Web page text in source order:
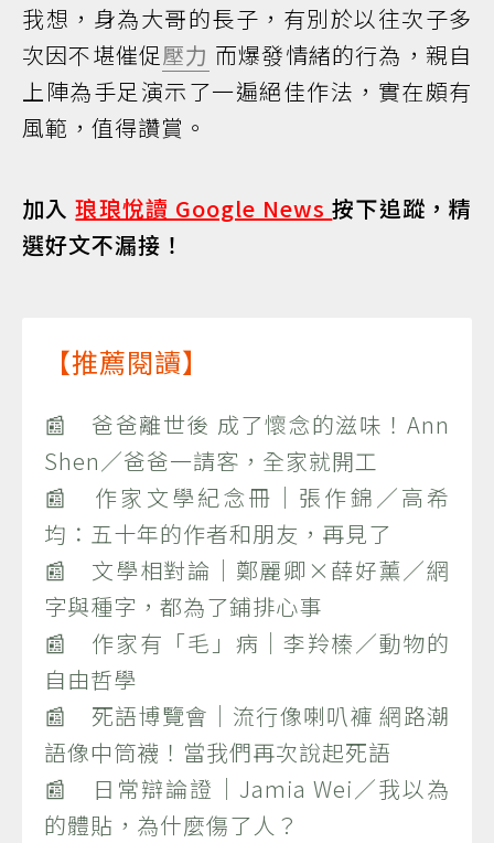
我想，身為大哥的長子，有別於以往次子多
次因不堪催促壓力 而爆發情緒的行為，親自
上陣為手足演示了一遍絕佳作法，實在頗有
風範，值得讚賞。
加入琅琅悅讀 Google News按下追蹤，精
選好文不漏接！
【推薦閱讀】
📰 爸爸離世後 成了懷念的滋味！Ann
Shen／爸爸一請客，全家就開工
📰 作家文學紀念冊｜張作錦／高希
均：五十年的作者和朋友，再見了
📰 文學相對論｜鄭麗卿×薛好薰／網
字與種字，都為了鋪排心事
📰 作家有「毛」病｜李羚榛／動物的
自由哲學
📰 死語博覽會｜流行像喇叭褲 網路潮
語像中筒襪！當我們再次說起死語
📰 日常辯論證｜Jamia Wei／我以為
的體貼，為什麼傷了人？